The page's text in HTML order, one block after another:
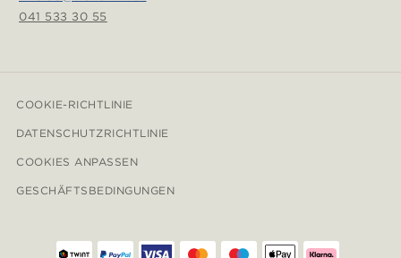
041 533 30 55
COOKIE-RICHTLINIE
DATENSCHUTZRICHTLINIE
COOKIES ANPASSEN
GESCHÄFTSBEDINGUNGEN